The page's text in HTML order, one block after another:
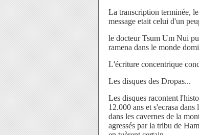
La transcription terminée,
message etait celui d'un
le docteur Tsum Um Nui
ramena dans le monde
L'écriture concentrique
Les disques des Dropas...
Les disques racontent
12.000 ans et s'ecrasa
dans les cavernes de la
agressés par la tribu de